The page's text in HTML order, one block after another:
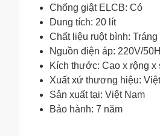
Chống giật ELCB: Có
Dung tích: 20 lít
Chất liệu ruột bình:
Nguồn điện áp: 220V/
Kích thước: Cao x rộng x
Xuất xứ thương hiệu:
Sản xuất tại: Việt Nam
Bảo hành: 7 năm